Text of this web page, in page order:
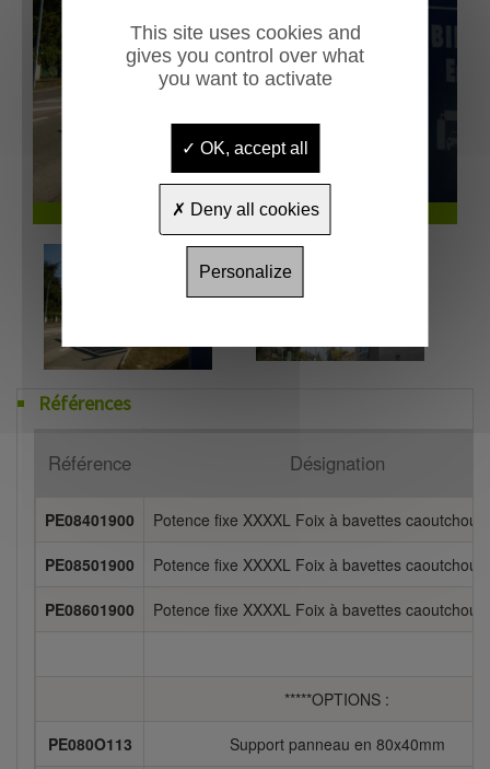
Potence fixe Ariège XXXXL avec bavetttes
Previous Next
Références
Référence Désignation
PE08401900 Potence fixe XXXXL Foix à bavettes
PE08501900 Potence fixe XXXXL Foix à bavettes
PE08601900 Potence fixe XXXXL Foix à bavettes
*****OPTIONS :
PE080O113 Support panneau en 80x40mm
This site uses cookies and
gives you control over what
you want to activate
OK, accept all
Deny all cookies
Personalize